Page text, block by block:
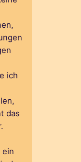
ich
das
ein